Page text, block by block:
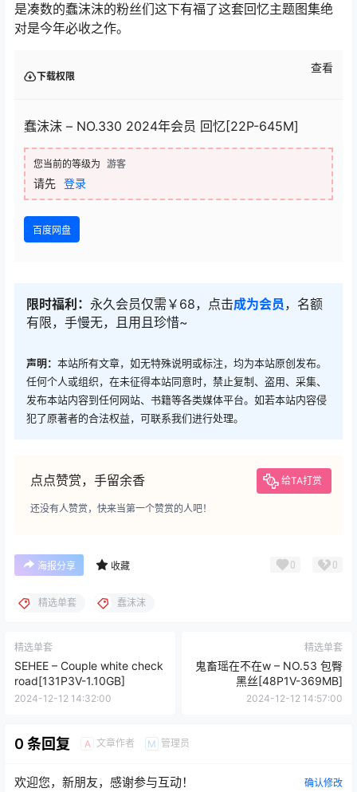
是凑数的蠢沫沫的粉丝们这下有福了这套回忆主题图集绝
对是今年必收之作。
下载权限
查看
蠢沫沫 – NO.330 2024年会员 回忆[22P-645M]
您当前的等级为 游客
请先 登录
百度网盘
限时福利： 永久会员仅需￥68，点击成为会员，名额
有限，手慢无，且用且珍惜~
声明： 本站所有文章，如无特殊说明或标注，均为本站原创发布。
任何个人或组织，在未征得本站同意时，禁止复制、盗用、采集、
发布本站内容到任何网站、书籍等各类媒体平台。如若本站内容侵
犯了原著者的合法权益，可联系我们进行处理。
点点赞赏，手留余香 给TA打赏
还没有人赞赏，快来当第一个赞赏的人吧！
海报分享 收藏 0 0
精选单套 蠢沫沫
精选单套
SEHEE – Couple white check
road[131P3V-1.10GB]
2024-12-12 14:32:00
精选单套
鬼畜瑶在不在w – NO.53 包臀
黑丝[48P1V-369MB]
2024-12-12 14:57:00
0 条回复 A 文章作者 M 管理员
欢迎您，新朋友，感谢参与互动！ 确认修改